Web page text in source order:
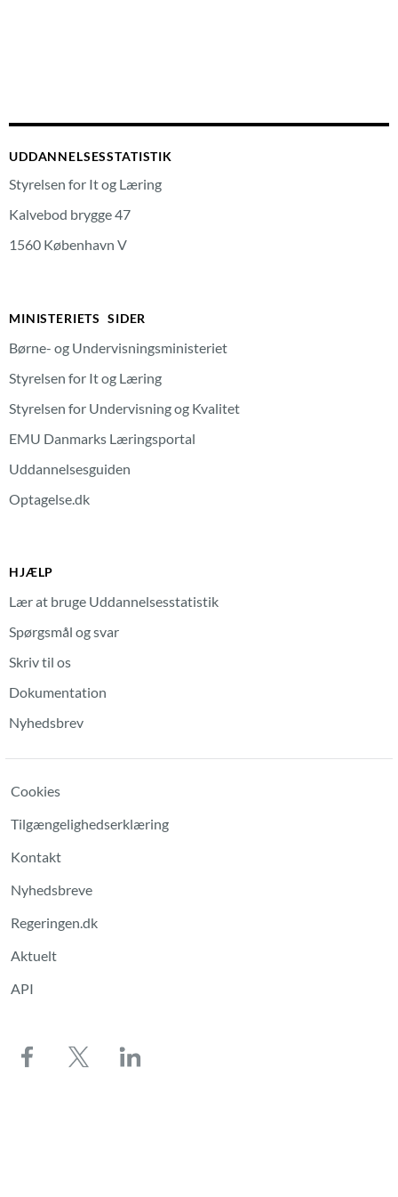
UDDANNELSESSTATISTIK
Styrelsen for It og Læring
Kalvebod brygge 47
1560 København V
MINISTERIETS SIDER
Børne- og Undervisningsministeriet
Styrelsen for It og Læring
Styrelsen for Undervisning og Kvalitet
EMU Danmarks Læringsportal
Uddannelsesguiden
Optagelse.dk
HJÆLP
Lær at bruge Uddannelsesstatistik
Spørgsmål og svar
Skriv til os
Dokumentation
Nyhedsbrev
Cookies
Tilgængelighedserklæring
Kontakt
Nyhedsbreve
Regeringen.dk
Aktuelt
API